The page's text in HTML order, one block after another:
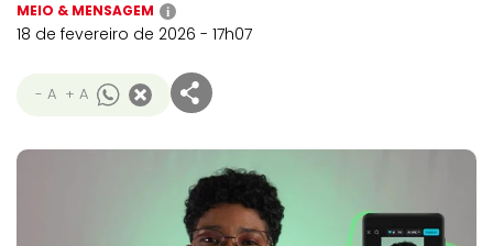
MEIO & MENSAGEM i
18 de fevereiro de 2026 - 17h07
- A + A